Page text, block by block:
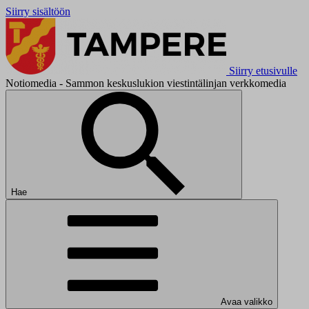
Siirry sisältöön
Siirry etusivulle
Notiomedia - Sammon keskuslukion viestintälinjan verkkomedia
Hae
Avaa valikko